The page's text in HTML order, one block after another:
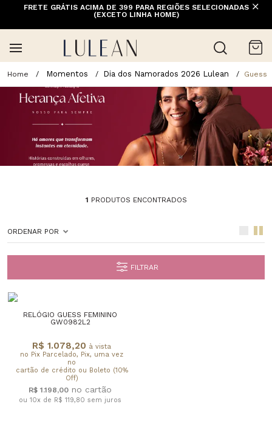
FRETE GRÁTIS ACIMA DE 399 PARA REGIÕES SELECIONADAS
(EXCETO LINHA HOME)
Momentos Dia dos Namorados 2026 Lulean Guess
1 PRODUTOS ENCONTRADOS
ORDENAR POR
FILTRAR
RELÓGIO GUESS FEMININO
GW0982L2
R$ 1.078,20 à vista
no Pix Parcelado, Pix, uma vez
no
cartão de crédito ou Boleto (10%
Off)
R$ 1.198,00
ou 10x de R$ 119,80 sem juros